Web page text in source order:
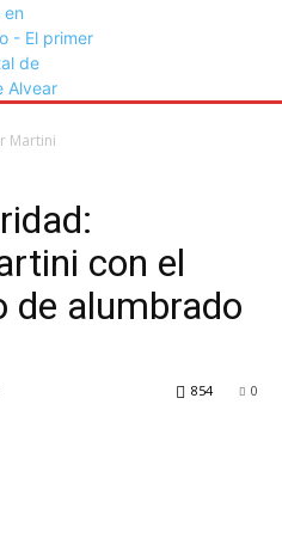
Martini
con el
de alumbrado
0
854